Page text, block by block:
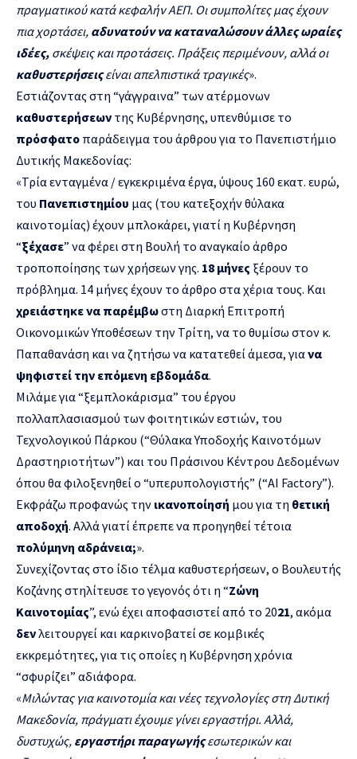
πραγματικού κατά κεφαλήν ΑΕΠ. Οι συμπολίτες μας έχουν
πια χορτάσει, αδυνατούν να καταναλώσουν άλλες ωραίες
ιδέες, σκέψεις και προτάσεις. Πράξεις περιμένουν, αλλά οι
καθυστερήσειςείναι απελπιστικά τραγικές».
Εστιάζοντας στη “γάγγραινα” των ατέρμονων
καθυστερήσεων της Κυβέρνησης, υπενθύμισε το
πρόσφατο παράδειγμα του άρθρου για το Πανεπιστήμιο
Δυτικής Μακεδονίας:
«Τρία ενταγμένα / εγκεκριμένα έργα, ύψους 160 εκατ. ευρώ,
του Πανεπιστημίου μας (του κατεξοχήν θύλακα
καινοτομίας) έχουν μπλοκάρει, γιατί η Κυβέρνηση
“ξέχασε” να φέρει στη Βουλή το αναγκαίο άρθρο
τροποποίησης των χρήσεων γης. 18 μήνες ξέρουν το
πρόβλημα. 14 μήνες έχουν το άρθρο στα χέρια τους. Και
χρειάστηκε να παρέμβωστη Διαρκή Επιτροπή
Οικονομικών Υποθέσεων την Τρίτη, να το θυμίσω στον κ.
Παπαθανάση και να ζητήσω να κατατεθεί άμεσα, για να
ψηφιστεί την επόμενη εβδομάδα.
Μιλάμε για “ξεμπλοκάρισμα” του έργου
πολλαπλασιασμού των φοιτητικών εστιών, του
Τεχνολογικού Πάρκου (“Θύλακα Υποδοχής Καινοτόμων
Δραστηριοτήτων”) και του Πράσινου Κέντρου Δεδομένων
όπου θα φιλοξενηθεί ο “υπερυπολογιστής” (“AI Factory”).
Εκφράζω προφανώς την ικανοποίησή μου για τη θετική
αποδοχή. Αλλά γιατί έπρεπε να προηγηθεί τέτοια
πολύμηνη αδράνεια;».
Συνεχίζοντας στο ίδιο τέλμα καθυστερήσεων, ο Βουλευτής
Κοζάνης στηλίτευσε το γεγονός ότι η “Ζώνη
Καινοτομίας”, ενώ έχει αποφασιστεί από το 2021, ακόμα
δενλειτουργεί και καρκινοβατεί σε κομβικές
εκκρεμότητες, για τις οποίες η Κυβέρνηση χρόνια
“σφυρίζει” αδιάφορα.
«Μιλώντας για καινοτομία και νέες τεχνολογίες στη Δυτική
Μακεδονία, πράγματι έχουμε γίνει εργαστήρι. Αλλά,
δυστυχώς, εργαστήρι παραγωγήςεσωτερικών και